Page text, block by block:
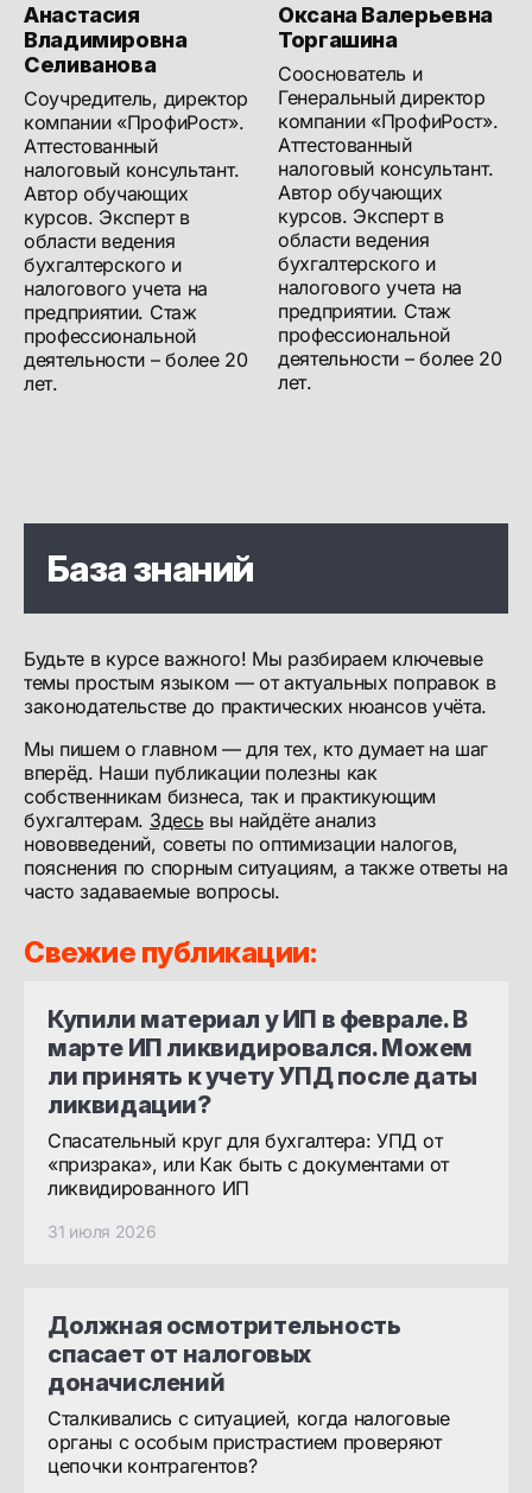
Оксана Валерьевна
Торгашина
Сооснователь и
Генеральный директор
компании «ПрофиРост».
Аттестованный
налоговый консультант.
Автор обучающих
курсов. Эксперт в
области ведения
бухгалтерского и
налогового учета на
предприятии. Стаж
профессиональной
деятельности – более 20
лет.
Анастасия
Владимировна
Селиванова
Соучредитель, директор
компании «ПрофиРост».
Аттестованный
налоговый консультант.
Автор обучающих
курсов. Эксперт в
области ведения
бухгалтерского и
налогового учета на
предприятии. Стаж
профессиональной
деятельности – более 20
лет.
База знаний
Будьте в курсе важного! Мы разбираем ключевые
темы простым языком — от актуальных поправок в
законодательстве до практических нюансов учёта.
Мы пишем о главном — для тех, кто думает на шаг
вперёд. Наши публикации полезны как
собственникам бизнеса, так и практикующим
бухгалтерам. Здесь вы найдёте анализ
нововведений, советы по оптимизации налогов,
пояснения по спорным ситуациям, а также ответы на
часто задаваемые вопросы.
Свежие публикации:
Купили материал у ИП в феврале. В
марте ИП ликвидировался. Можем
ли принять к учету УПД после даты
ликвидации?
Спасательный круг для бухгалтера: УПД от
«призрака», или Как быть с документами от
ликвидированного ИП
31 июля 2026
Должная осмотрительность
спасает от налоговых
доначислений
Сталкивались с ситуацией, когда налоговые
органы с особым пристрастием проверяют
цепочки контрагентов?